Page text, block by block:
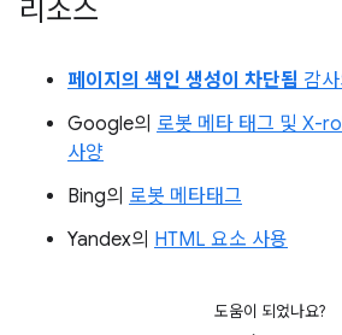
리소스
페이지의 색인 생성이 차단됨 감
Google의 로봇 메타 태그 및 X-
사양
Bing의 로봇 메타태그
Yandex의 HTML 요소 사용
도움이 되었나요?